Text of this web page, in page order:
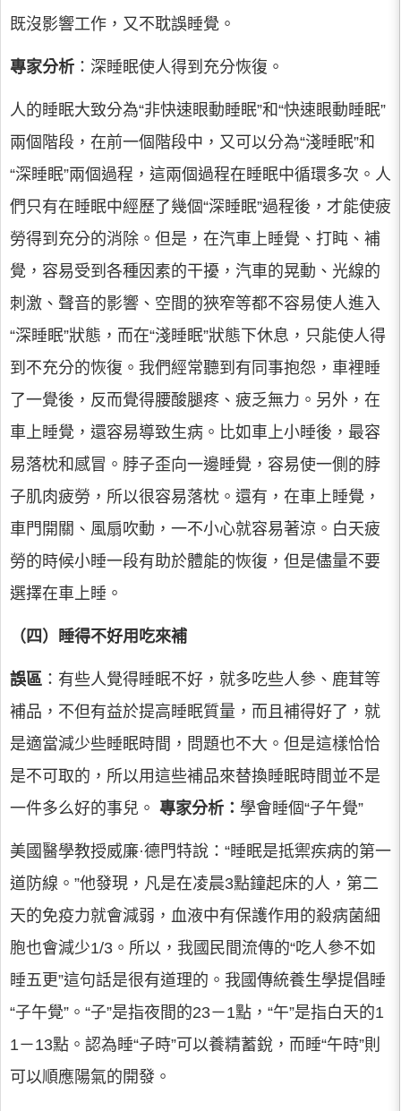
既沒影響工作，又不耽誤睡覺。
專家分析 ：深睡眠使人得到充分恢復。
人的睡眠大致分為“非快速眼動睡眠”和“快速眼動睡眠”
兩個階段，在前一個階段中，又可以分為“淺睡眠”和
“深睡眠”兩個過程，這兩個過程在睡眠中循環多次。人
們只有在睡眠中經歷了幾個“深睡眠”過程後，才能使疲
勞得到充分的消除。但是，在汽車上睡覺、打盹、補
覺，容易受到各種因素的干擾，汽車的晃動、光線的
刺激、聲音的影響、空間的狹窄等都不容易使人進入
“深睡眠”狀態，而在“淺睡眠”狀態下休息，只能使人得
到不充分的恢復。我們經常聽到有同事抱怨，車裡睡
了一覺後，反而覺得腰酸腿疼、疲乏無力。另外，在
車上睡覺，還容易導致生病。比如車上小睡後，最容
易落枕和感冒。脖子歪向一邊睡覺，容易使一側的脖
子肌肉疲勞，所以很容易落枕。還有，在車上睡覺，
車門開關、風扇吹動，一不小心就容易著涼。白天疲
勞的時候小睡一段有助於體能的恢復，但是儘量不要
選擇在車上睡。
（四）睡得不好用吃來補
誤區 ：有些人覺得睡眠不好，就多吃些人參、鹿茸等
補品，不但有益於提高睡眠質量，而且補得好了，就
是適當減少些睡眠時間，問題也不大。但是這樣恰恰
是不可取的，所以用這些補品來替換睡眠時間並不是
一件多么好的事兒。 專家分析∶ 學會睡個“子午覺”
美國醫學教授威廉·德門特說：“睡眠是抵禦疾病的第一
道防線。”他發現，凡是在凌晨3點鐘起床的人，第二
天的免疫力就會減弱，血液中有保護作用的殺病菌細
胞也會減少1/3。所以，我國民間流傳的“吃人參不如
睡五更”這句話是很有道理的。我國傳統養生學提倡睡
“子午覺”。“子”是指夜間的23－1點，“午”是指白天的1
1－13點。認為睡“子時”可以養精蓄銳，而睡“午時”則
可以順應陽氣的開發。